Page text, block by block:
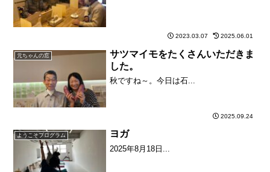
2023.03.07 2025.06.01
元ちゃんの窓
サツマイモをたくさんいただきま
した。
秋ですね～。今日は石...
2025.09.24
ようこそプログラム ヨガ
2025年8月18日...